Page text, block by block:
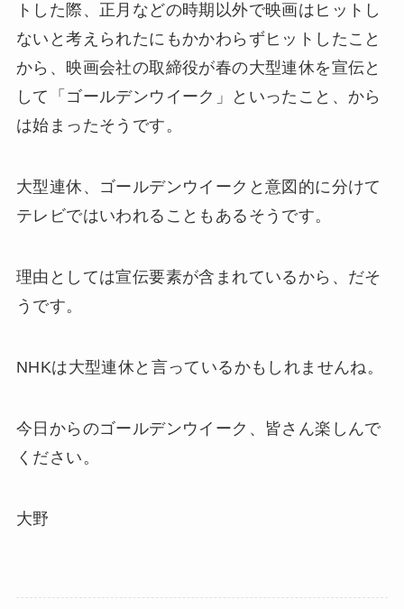
トした際、正月などの時期以外で映画はヒットし
ないと考えられたにもかかわらずヒットしたこと
から、映画会社の取締役が春の大型連休を宣伝と
して「ゴールデンウイーク」といったこと、から
は始まったそうです。
大型連休、ゴールデンウイークと意図的に分けて
テレビではいわれることもあるそうです。
理由としては宣伝要素が含まれているから、だそ
うです。
NHKは大型連休と言っているかもしれませんね。
今日からのゴールデンウイーク、皆さん楽しんで
ください。
大野